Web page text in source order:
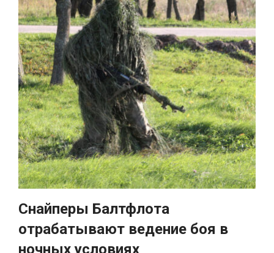
Снайперы Балтфлота
отрабатывают ведение боя в
ночных условиях